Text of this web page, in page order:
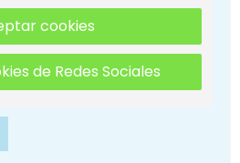
cookies
de Redes Sociales